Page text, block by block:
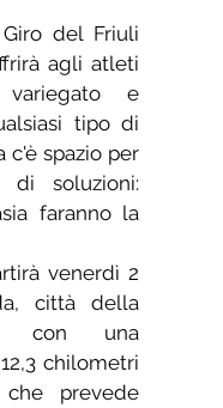
del Friuli
agli atleti
e
tipo di
c'è spazio per
di soluzioni:
faranno la
venerdì 2
città della
con una
chilometri
prevede